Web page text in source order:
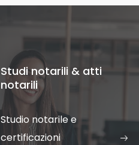
Studi notarili & atti
notarili
Studio notarile e
certificazioni